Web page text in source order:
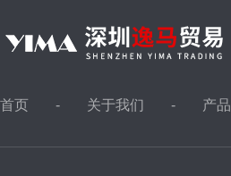
首页 关于我们 产